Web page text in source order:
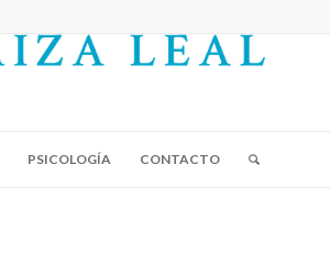
PSICOLOGÍA CONTACTO